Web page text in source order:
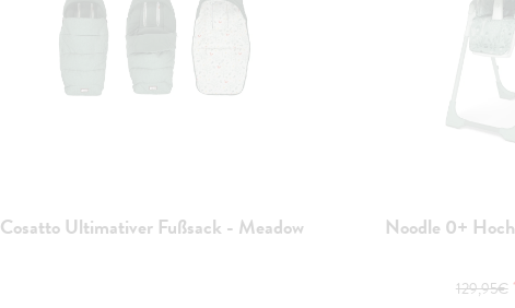
Cosatto Ultimativer Fußsack - Meadow Noodle 0+
129,95€